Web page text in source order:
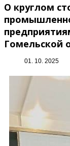
О круглом
Гомельской
01. 10. 2025